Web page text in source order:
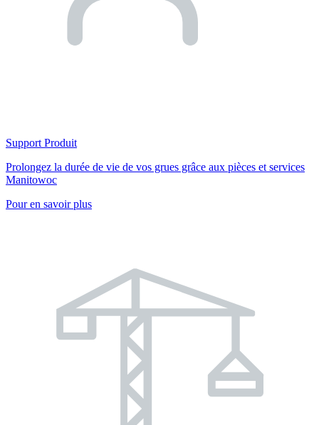
Support Produit
Prolongez la durée de vie de vos grues grâce aux pièces et services
Manitowoc
Pour en savoir plus